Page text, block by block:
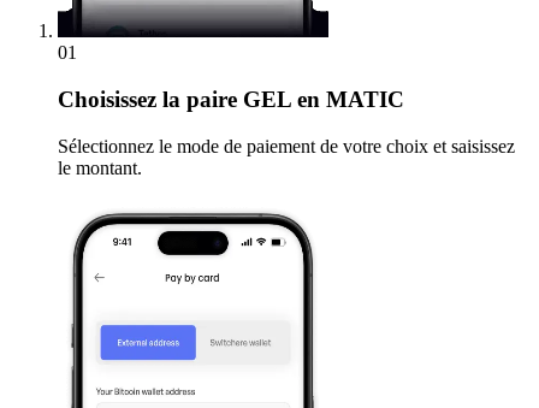
01
Choisissez la paire GEL en MATIC
Sélectionnez le mode de paiement de votre choix et saisissez
le montant.